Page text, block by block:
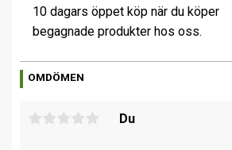
10 dagars öppet köp när du köper
begagnade produkter hos oss.
OMDÖMEN
Du